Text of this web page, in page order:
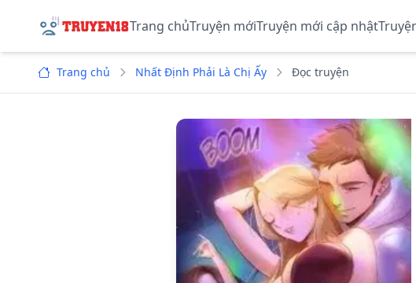
Trang chủTruyện mớiTruyện mới cập nhật
Trang chủ Nhất Định Phải Là Chị Ấy Đọc truyện